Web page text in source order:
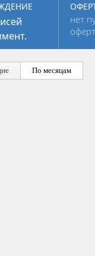
нет
По месяцам